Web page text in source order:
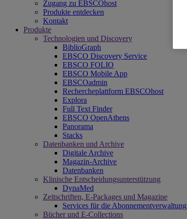
Zugang zu EBSCOhost
Produkte entdecken
Kontakt
Produkte
Technologien und Discovery
BiblioGraph
EBSCO Discovery Service
EBSCO FOLIO
EBSCO Mobile App
EBSCOadmin
Rechercheplattform EBSCOhost
Explora
Full Text Finder
EBSCO OpenAthens
Panorama
Stacks
Datenbanken und Archive
Digitale Archive
Magazin-Archive
Datenbanken
Klinische Entscheidungsunterstützung
DynaMed
Zeitschriften, E-Packages und Magazine
Services für die Abonnementverwaltung
Bücher und E-Collections